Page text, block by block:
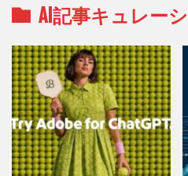
AI記事キュレー